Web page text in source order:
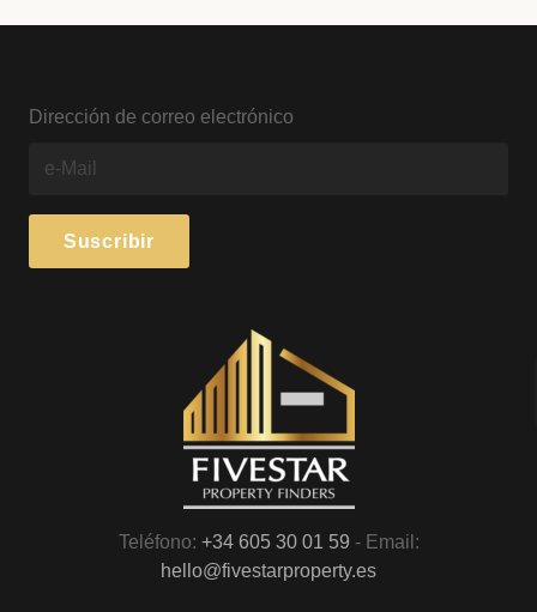
Dirección de correo electrónico
Teléfono: +34 605 30 01 59 - Email:
hello@fivestarproperty.es